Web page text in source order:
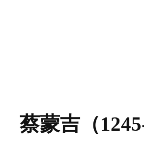
蔡蒙吉（